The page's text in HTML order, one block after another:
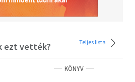
év
- Virágok, levelek és
ezt vették? Teljes lista
KÖNYV